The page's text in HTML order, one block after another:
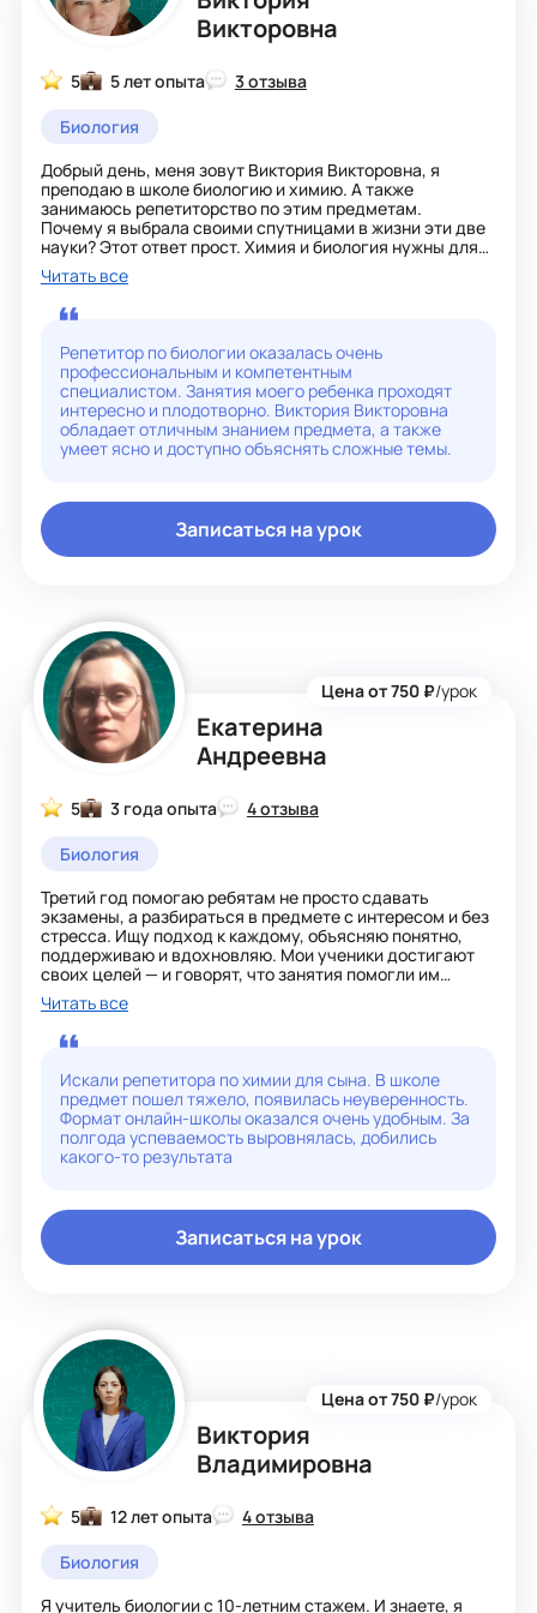
влияет на жизнь людей и как человек может повлиять
на природу.
Викторовна
5 5 лет опыта
3 отзыва
Биология
Добрый день, меня зовут Виктория Викторовна, я
преподаю в школе биологию и химию. А также
занимаюсь репетиторство по этим предметам.
Почему я выбрала своими спутницами в жизни эти две
науки? Этот ответ прост. Химия и биология нужны для
целостности восприятия окружающего мира. Так же как
и физика. Эти предметы объясняют почему происходят
те или иные явления. Может в биологии и слишком все
детализируется по ботанике или зоологии простейших.
А анатомия - согласятся все, что очень нужна и каждый
хоть что-то но вынес с уроков.
Дети, получающие среднее образование обязательно
должны иметь представление о том, как устроен мир,
как растёт всё живое в природе, особенности
животного мира, строение человека, из чего состоят
Эти предметы- составляющие грамотности человека,
его культурного уровня. Не знать совсем эти
предметы- значит не понимать элементарные вещи в
окружающем мире.
Стараюсь организовать процесс обучения так, чтобы у
учащихся развивались познавательные способности,
формировались приемы умственной деятельности
(анализ, синтез, абстрагирование, обобщение,
сравнение), чтобы учащиеся умели самостоятельно
работать, делать обобщение и выводы, творчески
применять знания в новых ситуациях.
На уроках использую интерактивные, игровые
и сотрудничества.
Читать все
Репетитор по биологии оказалась очень
профессиональным и компетентным
специалистом. Занятия моего ребенка проходят
интересно и плодотворно. Виктория Викторовна
обладает отличным знанием предмета, а также
умеет ясно и доступно объяснять сложные темы.
Записаться на урок
Екатерина
Андреевна
Цена от 750 ₽/урок
5 3 года опыта
4 отзыва
Биология
Третий год помогаю ребятам не просто сдавать
экзамены, а разбираться в предмете с интересом и без
стресса. Ищу подход к каждому, объясняю понятно,
поддерживаю и вдохновляю. Мои ученики достигают
своих целей — и говорят, что занятия помогли им
поверить в себя.
Ещё я волонтёр, работаю с детьми в сложных
ситуациях. Это научило меня терпению, вниманию и
умению находить общий язык с разными людьми.
Если хотите учиться с удовольствием и добиваться
результатов — буду рада стать вашим наставником!
Читать все
Искали репетитора по химии для сына. В школе
предмет пошел тяжело, появилась неуверенность.
Формат онлайн-школы оказался очень удобным. За
полгода успеваемость выровнялась, добились
какого-то результата
Записаться на урок
Виктория
Владимировна
Цена от 750 ₽/урок
5 12 лет опыта
4 отзыва
Биология
Я учитель биологии с 10-летним стажем. И знаете, я